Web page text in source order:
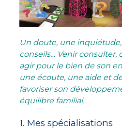
Un doute, une
conseils… Venir consulter,
agir pour le bien de son
une écoute, une aide et
favoriser son
équilibre familial.
1. Mes spécialisations